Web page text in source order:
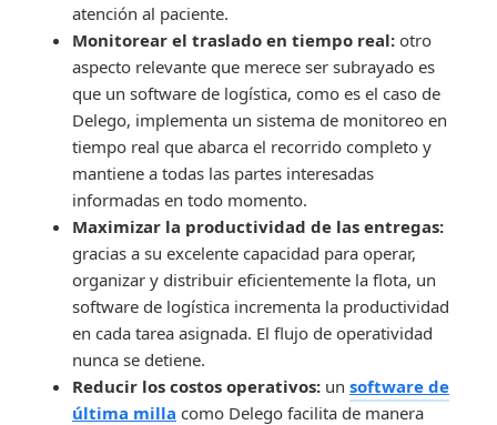
atención al paciente.
Monitorear el traslado en tiempo real: otro
aspecto relevante que merece ser subrayado es
que un software de logística, como es el caso de
Delego, implementa un sistema de monitoreo en
tiempo real que abarca el recorrido completo y
mantiene a todas las partes interesadas
informadas en todo momento.
Maximizar la productividad de las entregas:
gracias a su excelente capacidad para operar,
organizar y distribuir eficientemente la flota, un
software de logística incrementa la productividad
en cada tarea asignada. El flujo de operatividad
nunca se detiene.
Reducir los costos operativos: un software de
última milla como Delego facilita de manera